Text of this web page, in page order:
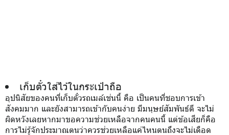
เก็บตั๋วใส่ไว้ในกระเป๋าถือ
อุปนิสัยของคนที่เก็บตั๋วรถเมล์เช่นนี้ คือ เป็นคนที่ชอบการเข้า
สังคมมาก และยังสามารถเข้ากับคนง่าย มีมนุษย์สัมพันธ์ดี จะไม่
ผิดหวังเลยหากมาขอความช่วยเหลือจากคนคนนี้ แต่ข้อเสียก็คือ
การไม่รู้จักประมาณตนว่าควรช่วยเหลือแค่ไหนตนถึงจะไม่เดือด